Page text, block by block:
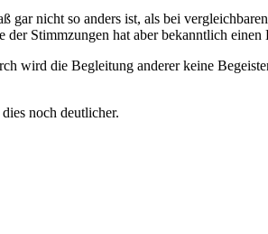
nicht so anders ist, als bei
der Stimmzungen hat aber bekanntlich
wird die Begleitung anderer keine
noch deutlicher.